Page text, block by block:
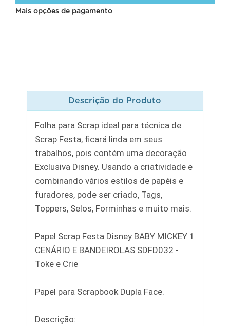
Mais opções de pagamento
Descrição do Produto
Folha para Scrap ideal para técnica de
Scrap Festa, ficará linda em seus
trabalhos, pois contém uma decoração
Exclusiva Disney. Usando a criatividade e
combinando vários estilos de papéis e
furadores, pode ser criado, Tags,
Toppers, Selos, Forminhas e muito mais.
Papel Scrap Festa Disney BABY MICKEY 1
CENÁRIO E BANDEIROLAS SDFD032 -
Toke e Crie
Papel para Scrapbook Dupla Face.
Descrição: